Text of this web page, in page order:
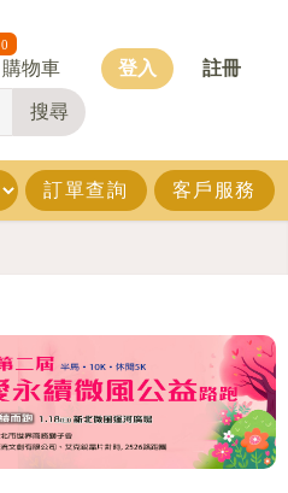
搜尋
0
購物車 登入 註冊
訂單查詢 客戶服務